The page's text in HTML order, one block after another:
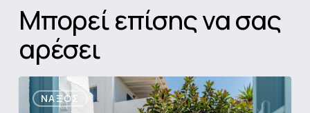
Μπορεί επίσης να σας
αρέσει
ΝΆΞΟΣ
Blue
Diamond